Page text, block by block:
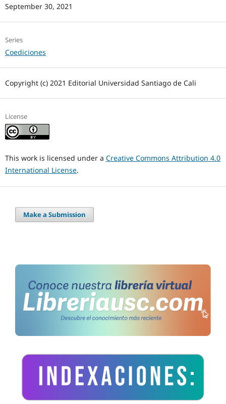
September 30, 2021
Series
Coediciones
Copyright (c) 2021 Editorial Universidad Santiago de Cali
License
This work is licensed under a Creative Commons Attribution 4.0
International License.
Make a Submission